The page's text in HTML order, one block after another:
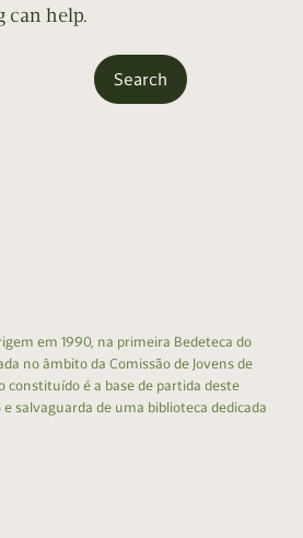
can help.
em 1990, na primeira Bedeteca do
no âmbito da Comissão de Jovens de
constituído é a base de partida deste
salvaguarda de uma biblioteca dedicada